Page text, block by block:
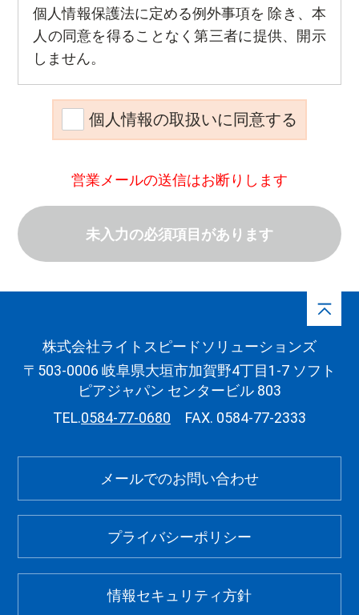
個人情報保護法に定める例外事項を 除き、本
人の同意を得ることなく第三者に提供、開示
しません。
個人情報の取扱いに同意する
営業メールの送信はお断りします
未入力の必須項目があります
株式会社ライトスピードソリューションズ
〒503-0006 岐阜県大垣市加賀野4丁目1-7 ソフト
ピアジャパン センタービル 803
TEL.0584-77-0680 FAX. 0584-77-2333
メールでのお問い合わせ
プライバシーポリシー
情報セキュリティ方針